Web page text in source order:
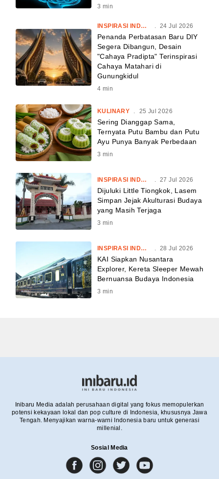
3 min
INSPIRASI INDONESIA 24 Jul 2026
Penanda Perbatasan Baru DIY
Segera Dibangun, Desain
"Cahaya Pradipta" Terinspirasi
Cahaya Matahari di
Gunungkidul
4 min
KULINARY 25 Jul 2026
Sering Dianggap Sama,
Ternyata Putu Bambu dan Putu
Ayu Punya Banyak Perbedaan
3 min
INSPIRASI INDONESIA . 27 Jul 2026
Dijuluki Little Tiongkok, Lasem
Simpan Jejak Akulturasi Budaya
yang Masih Terjaga
3 min
INSPIRASI INDONESIA . 28 Jul 2026
KAI Siapkan Nusantara
Explorer, Kereta Sleeper Mewah
Bernuansa Budaya Indonesia
3 min
Inibaru Media adalah perusahaan digital yang fokus memopulerkan
potensi kekayaan lokal dan pop culture di Indonesia, khususnya Jawa
Tengah. Menyajikan warna-warni Indonesia baru untuk generasi
millenial.
Sosial Media